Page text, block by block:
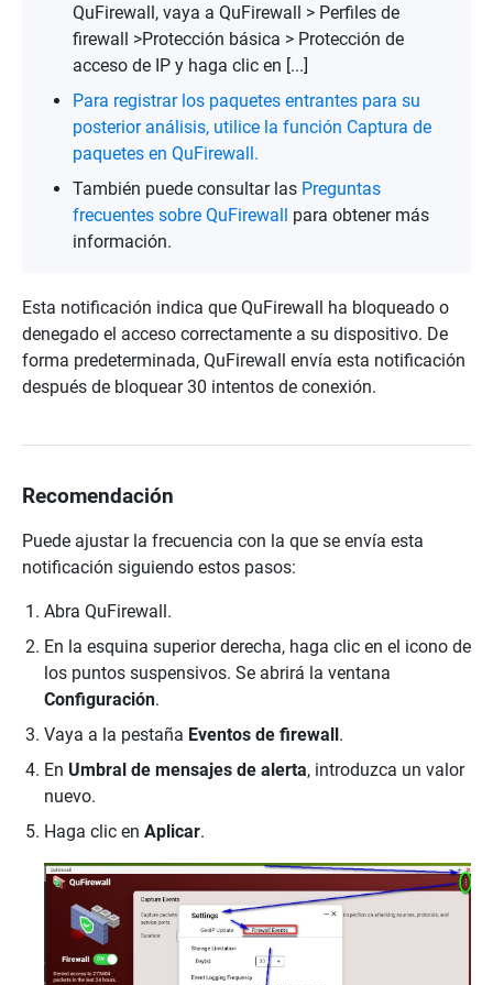
QuFirewall, vaya a QuFirewall > Perfiles de
firewall >Protección básica > Protección de
acceso de IP y haga clic en [...]
Para registrar los paquetes entrantes para su
posterior análisis, utilice la función Captura de
paquetes en QuFirewall.
También puede consultar las Preguntas
frecuentes sobre QuFirewall para obtener más
información.
Esta notificación indica que QuFirewall ha bloqueado o
denegado el acceso correctamente a su dispositivo. De
forma predeterminada, QuFirewall envía esta notificación
después de bloquear 30 intentos de conexión.
Recomendación
Puede ajustar la frecuencia con la que se envía esta
notificación siguiendo estos pasos:
Abra QuFirewall.
En la esquina superior derecha, haga clic en el icono de
los puntos suspensivos. Se abrirá la ventana
Configuración.
Vaya a la pestaña Eventos de firewall.
En Umbral de mensajes de alerta, introduzca un valor
nuevo.
Haga clic en Aplicar.